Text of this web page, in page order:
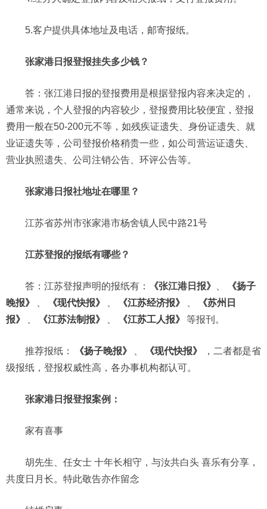
5.客户提供具体地址及电话，邮寄报纸。
张家港日报登报挂失多少钱？
答：张江港日报的登报费用是根据登报内容来决定的，
通常来说，个人登报的内容较少，登报费用比较便宜，登报
费用一般在50-200元不等，如残疾证遗失、身份证遗失、就
业证遗失等，公司登报价格稍贵一些，如公司营运证遗失、
营业执照遗失、公司注销公告、环评公告等。
张家港日报社地址在哪里？
江苏省苏州市张家港市杨舍镇人民中路21号
江苏登报的报纸有哪些？
答：江苏登报声明的报纸有： 《张江港日报》 、
《扬子
晚报》
、 《现代快报》 、 《江苏经济报》 、
《苏州日
报》
、 《江苏法制报》 、 《江苏工人报》 等报刊。
推荐报纸： 《扬子晚报》 、 《现代快报》
，二者都是省
级报纸，登报权威性高，各办事机构都认可。
张家港日报登报案例：
家有喜事
胡先生、任女士 十年长相守，与汝共白头 喜乐有分享，
共度日月长。特此敬告亦作留念